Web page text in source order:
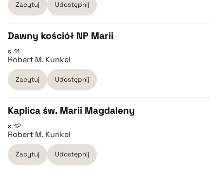
pobierz cytat
BIBTEX
pobierz cytat
Zacytuj Udostępnij
CZYSTY TEKST
pobierz cytat
BIBTEX
pobierz cytat
Dawny kościół NP Marii
s. 11
Robert M. Kunkel
Zacytuj Udostępnij
CZYSTY TEKST
pobierz cytat
Kaplica św. Marii Magdaleny
s. 12
Robert M. Kunkel
Zacytuj Udostępnij